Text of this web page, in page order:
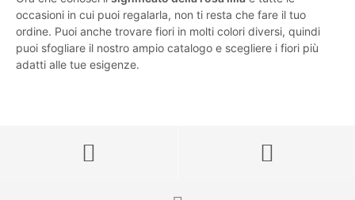
occasioni in cui puoi regalarla, non ti resta che fare il tuo
ordine. Puoi anche trovare fiori in molti colori diversi, quindi
puoi sfogliare il nostro ampio catalogo e scegliere i fiori più
adatti alle tue esigenze.